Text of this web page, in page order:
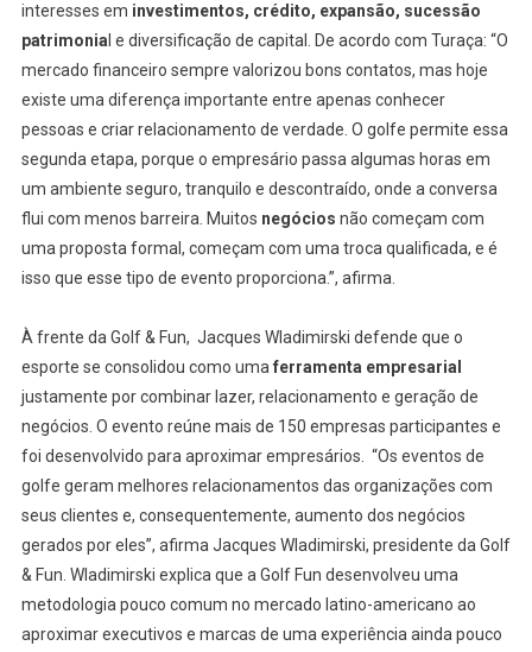
interesses em investimentos, crédito, expansão, sucessão
patrimonial e diversificação de capital. De acordo com Turaça: “O
mercado financeiro sempre valorizou bons contatos, mas hoje
existe uma diferença importante entre apenas conhecer
pessoas e criar relacionamento de verdade. O golfe permite essa
segunda etapa, porque o empresário passa algumas horas em
um ambiente seguro, tranquilo e descontraído, onde a conversa
flui com menos barreira. Muitos negócios não começam com
uma proposta formal, começam com uma troca qualificada, e é
isso que esse tipo de evento proporciona.”, afirma.
À frente da Golf & Fun, Jacques Wladimirski defende que o
esporte se consolidou como umaferramenta empresarial
justamente por combinar lazer, relacionamento e geração de
negócios. O evento reúne mais de 150 empresas participantes e
foi desenvolvido para aproximar empresários. “Os eventos de
golfe geram melhores relacionamentos das organizações com
seus clientes e, consequentemente, aumento dos negócios
gerados por eles”, afirma Jacques Wladimirski, presidente da Golf
& Fun. Wladimirski explica que a Golf Fun desenvolveu uma
metodologia pouco comum no mercado latino-americano ao
aproximar executivos e marcas de uma experiência ainda pouco